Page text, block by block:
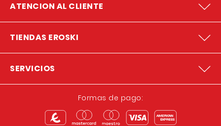
ATENCION AL CLIENTE
TIENDAS EROSKI
SERVICIOS
Formas de pago: